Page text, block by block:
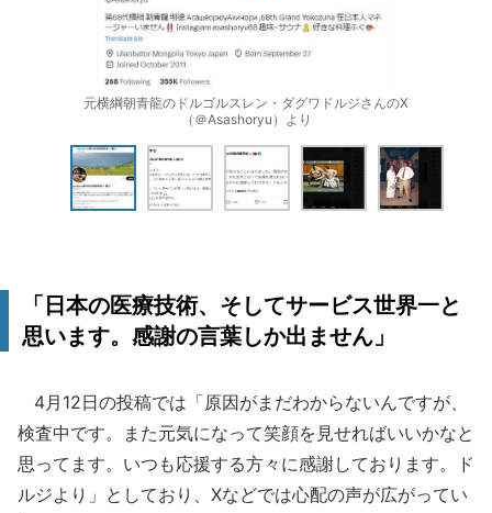
元横綱朝青龍のドルゴルスレン・ダグワドルジさんのX
（＠Asashoryu）より
「日本の医療技術、そしてサービス世界一と
思います。感謝の言葉しか出ません」
4月12日の投稿では「原因がまだわからないんですが、
検査中です。また元気になって笑顔を見せればいいかなと
思ってます。いつも応援する方々に感謝しております。ド
ルジより」としており、Xなどでは心配の声が広がってい